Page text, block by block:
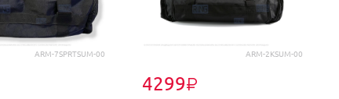
ARM-7SPRTSUM-00 ARM-2KSUM-00
4299₽